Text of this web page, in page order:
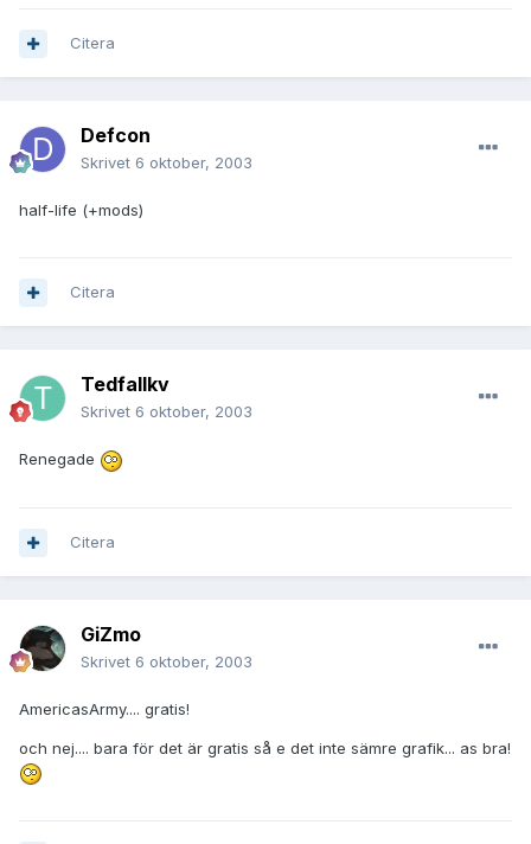
Citera
Defcon
Skrivet 6 oktober, 2003
half-life (+mods)
Citera
Tedfallkv
Skrivet 6 oktober, 2003
Renegade
Citera
GiZmo
Skrivet 6 oktober, 2003
AmericasArmy.... gratis!
och nej.... bara för det är gratis så e det inte sämre grafik... as bra!